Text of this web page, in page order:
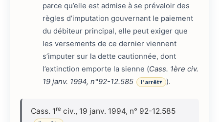
parce qu’elle est admise à se prévaloir des
règles d’imputation gouvernant le paiement
du débiteur principal, elle peut exiger que
les versements de ce dernier viennent
s’imputer sur la dette cautionnée, dont
l’extinction emporte la sienne (Cass. 1ère civ.
19 janv. 1994, n°92-12.585
l'arrêt▾ ).
Cass. 1re civ., 19 janv. 1994, n° 92-12.585